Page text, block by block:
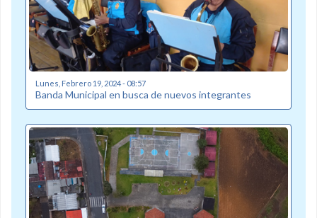
Lunes, Febrero 19, 2024 - 08:57
Banda Municipal en busca de nuevos integrantes